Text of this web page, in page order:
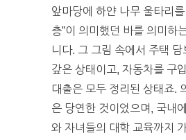
앞마당에 하얀 나무 울타리
층”이 의미했던 바를 의미하
니다. 그 그림 속에서 주택 담
갚은 상태이고, 자동차를 구
대출은 모두 정리된 상태죠.
은 당연한 것이었으며, 국내
와 자녀들의 대학 교육까지